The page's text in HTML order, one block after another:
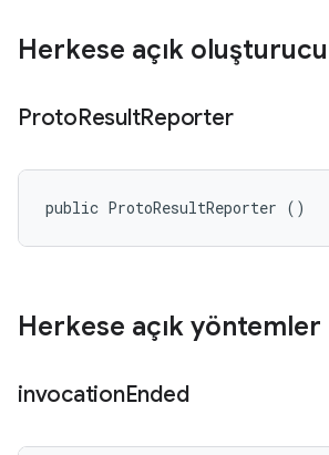
Herkese açık
ProtoResultReporter
public ProtoResultReporter ()
Herkese açık yöntemler
invocationEnded